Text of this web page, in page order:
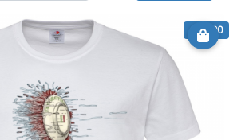
€ 24.90